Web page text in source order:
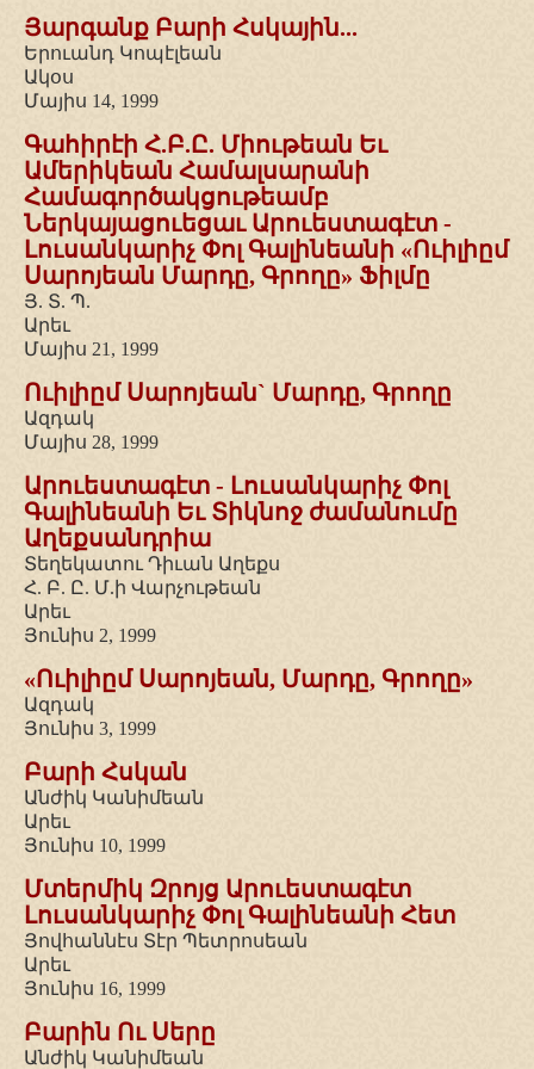
Յարգանք Բարի Հսկային...
Երուանդ Կոպէլեան
Ակօս
Մայիս 14, 1999
Գահիրէի Հ.Բ.Ը. Միութեան Եւ
Ամերիկեան Համալսարանի
Համագործակցութեամբ
Ներկայացուեցաւ Արուեստագէտ -
Լուսանկարիչ Փոլ Գալինեանի «Ուիլիըմ
Սարոյեան Մարդը, Գրողը» Ֆիլմը
Յ. Տ. Պ.
Արեւ
Մայիս 21, 1999
Ուիլիըմ Սարոյեան` Մարդը, Գրողը
Ազդակ
Մայիս 28, 1999
Արուեստագէտ - Լուսանկարիչ Փոլ
Գալինեանի Եւ Տիկնոջ ժամանումը
Աղեքսանդրիա
Տեղեկատու Դիւան Աղեքս
Հ. Բ. Ը. Մ.ի Վարչութեան
Արեւ
Յունիս 2, 1999
«Ուիլիըմ Սարոյեան, Մարդը, Գրողը»
Ազդակ
Յունիս 3, 1999
Բարի Հսկան
Անժիկ Կանիմեան
Արեւ
Յունիս 10, 1999
Մտերմիկ Զրոյց Արուեստագէտ
Լուսանկարիչ Փոլ Գալինեանի Հետ
Յովհաննէս Տէր Պետրոսեան
Արեւ
Յունիս 16, 1999
Բարին Ու Սերը
Անժիկ Կանիմեան